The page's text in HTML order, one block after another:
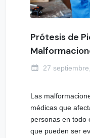
Prótesis de
27
Las
médicas que
personas en todo
que pueden ser